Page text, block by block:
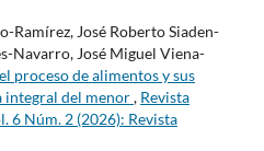
José Roberto Siaden-
Navarro, José Miguel Viena-
proceso de alimentos y sus
integral del menor, Revista
6 Núm. 2 (2026): Revista